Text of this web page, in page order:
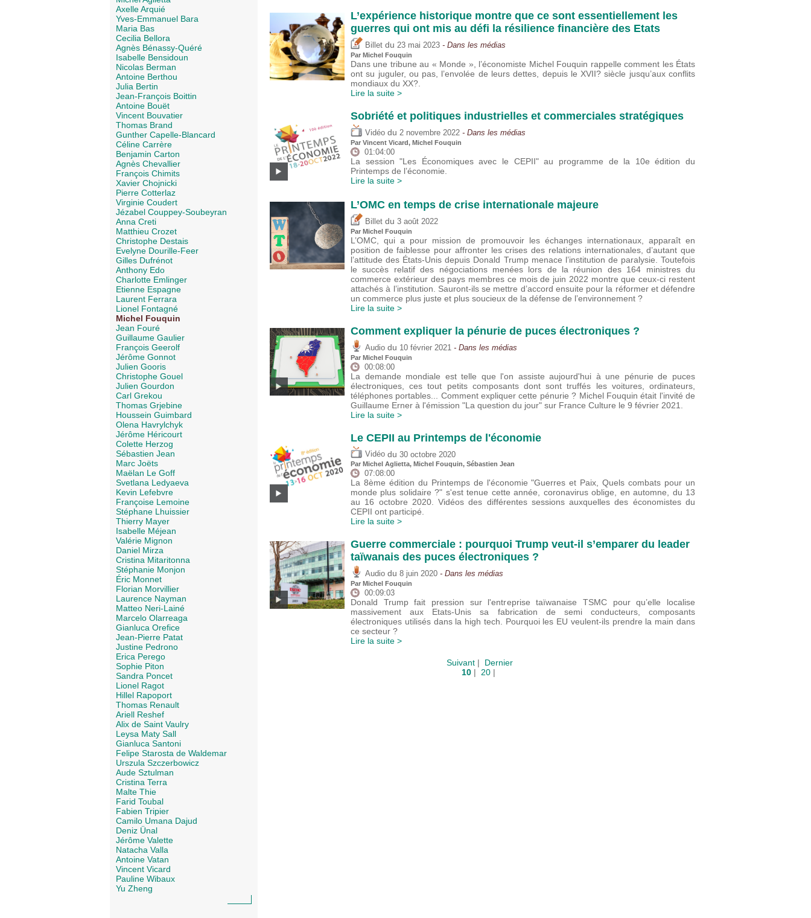
Axelle Arquié
Yves-Emmanuel Bara
Maria Bas
Cecilia Bellora
Agnès Bénassy-Quéré
Isabelle Bensidoun
Nicolas Berman
Antoine Berthou
Julia Bertin
Jean-François Boittin
Antoine Bouët
Vincent Bouvatier
Thomas Brand
Gunther Capelle-Blancard
Céline Carrère
Benjamin Carton
Agnès Chevallier
François Chimits
Xavier Chojnicki
Pierre Cotterlaz
Virginie Coudert
Jézabel Couppey-Soubeyran
Anna Creti
Matthieu Crozet
Christophe Destais
Evelyne Dourille-Feer
Gilles Dufrénot
Anthony Edo
Charlotte Emlinger
Etienne Espagne
Laurent Ferrara
Lionel Fontagné
Michel Fouquin
Jean Fouré
Guillaume Gaulier
François Geerolf
Jérôme Gonnot
Julien Gooris
Christophe Gouel
Julien Gourdon
Carl Grekou
Thomas Grjebine
Houssein Guimbard
Olena Havrylchyk
Jérôme Héricourt
Colette Herzog
Sébastien Jean
Marc Joëts
Maëlan Le Goff
Svetlana Ledyaeva
Kevin Lefebvre
Françoise Lemoine
Stéphane Lhuissier
Thierry Mayer
Isabelle Méjean
Valérie Mignon
Daniel Mirza
Cristina Mitaritonna
Stéphanie Monjon
Éric Monnet
Florian Morvillier
Laurence Nayman
Matteo Neri-Lainé
Marcelo Olarreaga
Gianluca Orefice
Jean-Pierre Patat
Justine Pedrono
Erica Perego
Sophie Piton
Sandra Poncet
Lionel Ragot
Hillel Rapoport
Thomas Renault
Ariell Reshef
Alix de Saint Vaulry
Leysa Maty Sall
Gianluca Santoni
Felipe Starosta de Waldemar
Urszula Szczerbowicz
Aude Sztulman
Cristina Terra
Malte Thie
Farid Toubal
Fabien Tripier
Camilo Umana Dajud
Deniz Ünal
Jérôme Valette
Natacha Valla
Antoine Vatan
Vincent Vicard
Pauline Wibaux
Yu Zheng
L’expérience historique montre que ce sont essentiellement les
guerres qui ont mis au défi la résilience financière des Etats
Billet du 23 mai 2023 - Dans les médias
Par Michel Fouquin
Dans une tribune au « Monde », l’économiste Michel Fouquin rappelle comment les États
ont su juguler, ou pas, l’envolée de leurs dettes, depuis le XVII? siècle jusqu’aux conflits
mondiaux du XX?.
Lire la suite >
Sobriété et politiques industrielles et commerciales stratégiques
Vidéo du 2 novembre 2022 - Dans les médias
Par Vincent Vicard, Michel Fouquin
01:04:00
La session "Les Économiques avec le CEPII" au programme de la 10e édition du
Printemps de l’économie.
Lire la suite >
L’OMC en temps de crise internationale majeure
Billet du 3 août 2022
Par Michel Fouquin
L’OMC, qui a pour mission de promouvoir les échanges internationaux, apparaît en
position de faiblesse pour affronter les crises des relations internationales, d’autant que
l’attitude des États-Unis depuis Donald Trump menace l’institution de paralysie. Toutefois
le succès relatif des négociations menées lors de la réunion des 164 ministres du
commerce extérieur des pays membres ce mois de juin 2022 montre que ceux-ci restent
attachés à l’institution. Sauront-ils se mettre d’accord ensuite pour la réformer et défendre
un commerce plus juste et plus soucieux de la défense de l’environnement ?
Lire la suite >
Comment expliquer la pénurie de puces électroniques ?
Audio du 10 février 2021 - Dans les médias
Par Michel Fouquin
00:08:00
La demande mondiale est telle que l'on assiste aujourd'hui à une pénurie de puces
électroniques, ces tout petits composants dont sont truffés les voitures, ordinateurs,
téléphones portables... Comment expliquer cette pénurie ? Michel Fouquin était l'invité de
Guillaume Erner à l'émission "La question du jour" sur France Culture le 9 février 2021.
Lire la suite >
Le CEPII au Printemps de l'économie
Vidéo du 30 octobre 2020
Par Michel Aglietta, Michel Fouquin, Sébastien Jean
07:08:00
La 8ème édition du Printemps de l'économie "Guerres et Paix, Quels combats pour un
monde plus solidaire ?" s'est tenue cette année, coronavirus oblige, en automne, du 13
au 16 octobre 2020. Vidéos des différentes sessions auxquelles des économistes du
CEPII ont participé.
Lire la suite >
Guerre commerciale : pourquoi Trump veut-il s’emparer du leader
taïwanais des puces électroniques ?
Audio du 8 juin 2020 - Dans les médias
Par Michel Fouquin
00:09:03
Donald Trump fait pression sur l'entreprise taïwanaise TSMC pour qu’elle localise
massivement aux Etats-Unis sa fabrication de semi conducteurs, composants
électroniques utilisés dans la high tech. Pourquoi les EU veulent-ils prendre la main dans
ce secteur ?
Lire la suite >
Suivant| Dernier
10| 20|